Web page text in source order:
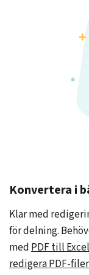
Konvertera i
Klar med
för delning.
medPDF till Excel
redigera PDF-